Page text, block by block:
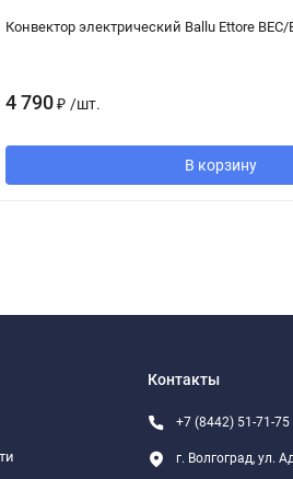
Конвектор электрический Ballu Ettore BEC/
4 790 ₽ /шт.
В корзину
Контакты
+7 (8442) 51-71-75
г. Волгоград, ул.